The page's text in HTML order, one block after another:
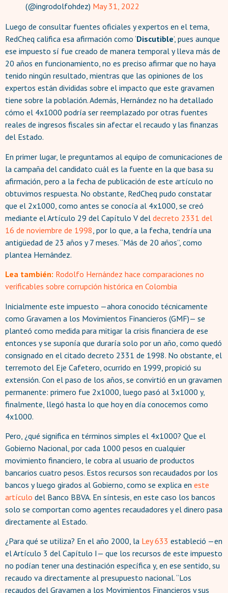
(@ingrodolfohdez) May 31, 2022
Luego de consultar fuentes oficiales y expertos en el tema,
RedCheq califica esa afirmación como ‘Discutible’, pues aunque
ese impuesto sí fue creado de manera temporal y lleva más de
20 años en funcionamiento, no es preciso afirmar que no haya
tenido ningún resultado, mientras que las opiniones de los
expertos están divididas sobre el impacto que este gravamen
tiene sobre la población. Además, Hernández no ha detallado
cómo el 4x1000 podría ser reemplazado por otras fuentes
reales de ingresos fiscales sin afectar el recaudo y las finanzas
del Estado.
En primer lugar, le preguntamos al equipo de comunicaciones de
la campaña del candidato cuál es la fuente en la que basa su
afirmación, pero a la fecha de publicación de este artículo no
obtuvimos respuesta. No obstante, RedCheq pudo constatar
que el 2x1000, como antes se conocía al 4x1000, se creó
mediante el Artículo 29 del Capítulo V del decreto 2331 del
16 de noviembre de 1998 , por lo que, a la fecha, tendría una
antigüedad de 23 años y 7 meses. “Más de 20 años”, como
plantea Hernández.
Lea también: Rodolfo Hernández hace comparaciones no
verificables sobre corrupción histórica en Colombia
Inicialmente este impuesto —ahora conocido técnicamente
como Gravamen a los Movimientos Financieros (GMF)— se
planteó como medida para mitigar la crisis financiera de ese
entonces y se suponía que duraría solo por un año, como quedó
consignado en el citado decreto 2331 de 1998. No obstante, el
terremoto del Eje Cafetero, ocurrido en 1999, propició su
extensión. Con el paso de los años, se convirtió en un gravamen
permanente: primero fue 2x1000, luego pasó al 3x1000 y,
finalmente, llegó hasta lo que hoy en día conocemos como
4x1000.
Pero, ¿qué significa en términos simples el 4x1000? Que el
Gobierno Nacional, por cada 1000 pesos en cualquier
movimiento financiero, le cobra al usuario de productos
bancarios cuatro pesos. Estos recursos son recaudados por los
bancos y luego girados al Gobierno, como se explica en este
artículo del Banco BBVA. En síntesis, en este caso los bancos
solo se comportan como agentes recaudadores y el dinero pasa
directamente al Estado.
¿Para qué se utiliza? En el año 2000, la Ley 633 estableció —en
el Artículo 3 del Capítulo I— que los recursos de este impuesto
no podían tener una destinación específica y, en ese sentido, su
recaudo va directamente al presupuesto nacional. “Los
recaudos del Gravamen a los Movimientos Financieros y sus